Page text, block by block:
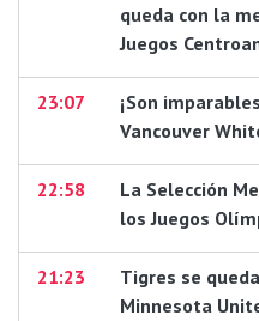
queda con la
Juegos
23:07
¡Son
Vancouver
22:58
La Selección
los Juegos
21:23
Tigres se
Minnesota